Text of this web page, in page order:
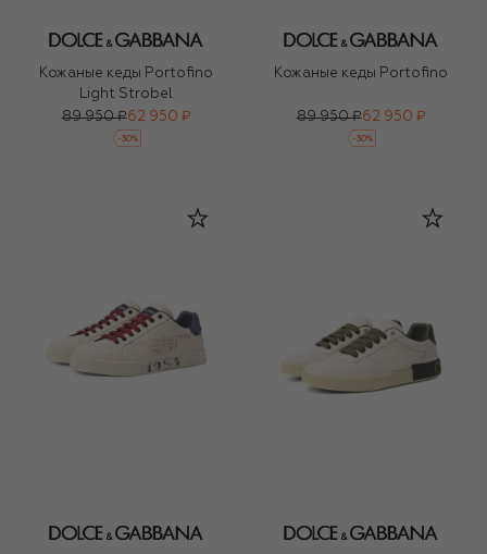
Кожаные кеды Portofino
Light Strobel
89 950 ₽62 950 ₽
-30%
Кожаные кеды Portofino
89 950 ₽62 950 ₽
-30%